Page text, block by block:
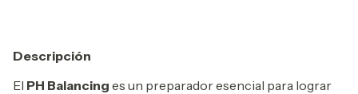
Descripción
El PH Balancing es un preparador esencial para lograr